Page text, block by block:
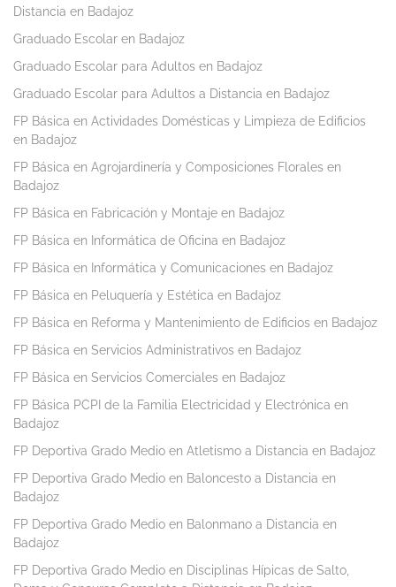
Distancia en Badajoz
Graduado Escolar en Badajoz
Graduado Escolar para Adultos en Badajoz
Graduado Escolar para Adultos a Distancia en Badajoz
FP Básica en Actividades Domésticas y Limpieza de Edificios
en Badajoz
FP Básica en Agrojardinería y Composiciones Florales en
Badajoz
FP Básica en Fabricación y Montaje en Badajoz
FP Básica en Informática de Oficina en Badajoz
FP Básica en Informática y Comunicaciones en Badajoz
FP Básica en Peluquería y Estética en Badajoz
FP Básica en Reforma y Mantenimiento de Edificios en Badajoz
FP Básica en Servicios Administrativos en Badajoz
FP Básica en Servicios Comerciales en Badajoz
FP Básica PCPI de la Familia Electricidad y Electrónica en
Badajoz
FP Deportiva Grado Medio en Atletismo a Distancia en Badajoz
FP Deportiva Grado Medio en Baloncesto a Distancia en
Badajoz
FP Deportiva Grado Medio en Balonmano a Distancia en
Badajoz
FP Deportiva Grado Medio en Disciplinas Hípicas de Salto,